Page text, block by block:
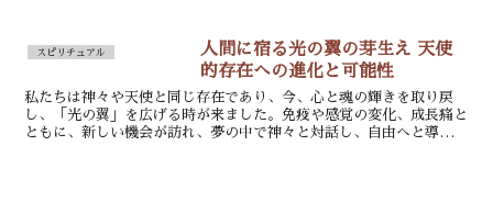
スピリチュアル
人間に宿る光の翼の芽生え 天使
的存在への進化と可能性
私たちは神々や天使と同じ存在であり、今、心と魂の輝きを取り戻
し、「光の翼」を広げる時が来ました。免疫や感覚の変化、成長痛と
ともに、新しい機会が訪れ、夢の中で神々と対話し、自由へと導かれ